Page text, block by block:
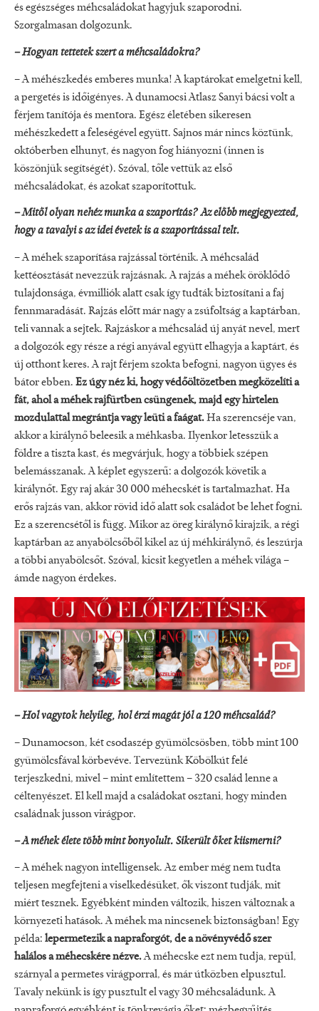
és egészséges méhcsaládokat hagyjuk szaporodni.
Szorgalmasan dolgozunk.
– Hogyan tettetek szert a méhcsaládokra?
– A méhészkedés emberes munka! A kaptárokat emelgetni kell,
a pergetés is időigényes. A dunamocsi Atlasz Sanyi bácsi volt a
férjem tanítója és mentora. Egész életében sikeresen
méhészkedett a feleségével együtt. Sajnos már nincs köztünk,
októberben elhunyt, és nagyon fog hiányozni (innen is
köszönjük segítségét). Szóval, tőle vettük az első
méhcsaládokat, és azokat szaporítottuk.
– Mitől olyan nehéz munka a szaporítás? Az előbb megjegyezted,
hogy a tavalyi s az idei évetek is a szaporítással telt.
– A méhek szaporítása rajzással történik. A méhcsalád
kettéosztását nevezzük rajzásnak. A rajzás a méhek öröklődő
tulajdonsága, évmilliók alatt csak így tudták biztosítani a faj
fennmaradását. Rajzás előtt már nagy a zsúfoltság a kaptárban,
teli vannak a sejtek. Rajzáskor a méhcsalád új anyát nevel, mert
a dolgozók egy része a régi anyával együtt elhagyja a kaptárt, és
új otthont keres. A rajt férjem szokta befogni, nagyon ügyes és
bátor ebben. Ez úgy néz ki, hogy védőöltözetben megközelíti a
fát, ahol a méhek rajfürtben csüngenek, majd egy hirtelen
mozdulattal megrántja vagy leüti a faágat.Ha szerencséje van,
akkor a királynő beleesik a méhkasba. Ilyenkor letesszük a
földre a tiszta kast, és megvárjuk, hogy a többiek szépen
belemásszanak. A képlet egyszerű: a dolgozók követik a
királynőt. Egy raj akár 30 000 méhecskét is tartalmazhat. Ha
erős rajzás van, akkor rövid idő alatt sok családot be lehet fogni.
Ez a szerencsétől is függ. Mikor az öreg királynő kirajzik, a régi
kaptárban az anyabölcsőből kikel az új méhkirálynő, és leszúrja
a többi anyabölcsőt. Szóval, kicsit kegyetlen a méhek világa –
ámde nagyon érdekes.
– Hol vagytok helyileg, hol érzi magát jól a 120 méhcsalád?
– Dunamocson, két csodaszép gyümölcsösben, több mint 100
gyümölcsfával körbevéve. Tervezünk Köbölkút felé
terjeszkedni, mivel – mint említettem – 320 család lenne a
céltenyészet. El kell majd a családokat osztani, hogy minden
családnak jusson virágpor.
– A méhek élete több mint bonyolult. Sikerült őket kiismerni?
– A méhek nagyon intelligensek. Az ember még nem tudta
teljesen megfejteni a viselkedésüket, ők viszont tudják, mit
miért tesznek. Egyébként minden változik, hiszen változnak a
környezeti hatások. A méhek ma nincsenek biztonságban! Egy
példa: lepermetezik a napraforgót, de a növényvédő szer
halálos a méhecskére nézve.A méhecske ezt nem tudja, repül,
szárnyal a permetes virágporral, és már útközben elpusztul.
Tavaly nekünk is így pusztult el vagy 30 méhcsaládunk. A